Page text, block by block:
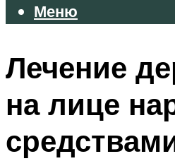
Меню
Меню
Лечение
на лице